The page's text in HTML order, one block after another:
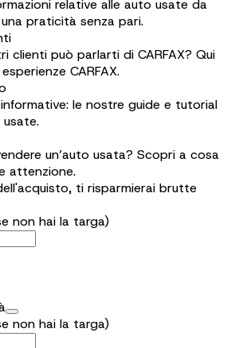
relative alle auto usate da
praticità senza pari.
clienti può parlarti di CARFAX? Qui
CARFAX.
le nostre guide e tutorial
un’auto usata? Scopri a cosa
attenzione.
ti risparmierai brutte
non hai la targa)
non hai la targa)